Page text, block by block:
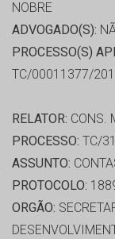
NOBRE
ADVOGADO(S):
PROCESSO(S)
TC/00011377/
RELATOR: CONS.
PROCESSO: TC/
ASSUNTO:
PROTOCOLO:
ORGÃO: